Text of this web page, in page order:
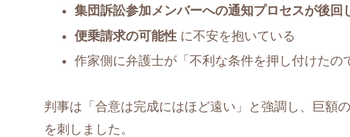
集団訴訟参加メンバーへの通知プロセスが後回
便乗請求の可能性 に不安を抱いている
作家側に弁護士が「不利な条件を押し付けたの
判事は「合意は完成にはほど遠い」と強調し、巨額
を刺しました。